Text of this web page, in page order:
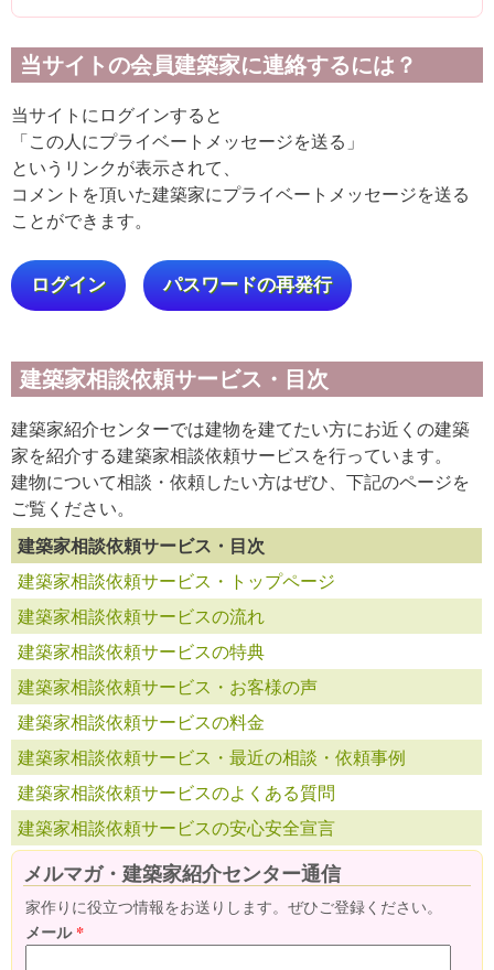
当サイトの会員建築家に連絡するには？
当サイトにログインすると
「この人にプライベートメッセージを送る」
というリンクが表示されて、
コメントを頂いた建築家にプライベートメッセージを送る
ことができます。
ログイン パスワードの再発行
建築家相談依頼サービス・目次
建築家紹介センターでは建物を建てたい方にお近くの建築
家を紹介する建築家相談依頼サービスを行っています。
建物について相談・依頼したい方はぜひ、下記のページを
ご覧ください。
建築家相談依頼サービス・目次
建築家相談依頼サービス・トップページ
建築家相談依頼サービスの流れ
建築家相談依頼サービスの特典
建築家相談依頼サービス・お客様の声
建築家相談依頼サービスの料金
建築家相談依頼サービス・最近の相談・依頼事例
建築家相談依頼サービスのよくある質問
建築家相談依頼サービスの安心安全宣言
メルマガ・建築家紹介センター通信
家作りに役立つ情報をお送りします。ぜひご登録ください。
メール*